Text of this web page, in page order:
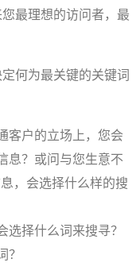
最理想的访问者，最
何为最关键的关键词
客户的立场上，您会
息？或问与您生意不
，会选择什么样的搜
择什么词来搜寻？